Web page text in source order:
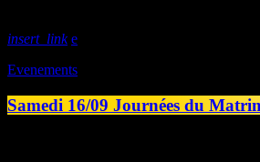
insert_link
Evenements
Samedi 16/09 Journées du